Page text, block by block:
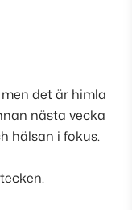
det är himla
nästa vecka
hälsan i fokus.